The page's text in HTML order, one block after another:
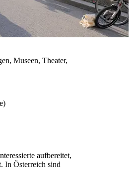
Museen, Theater,
aufbereitet,
In Österreich sind